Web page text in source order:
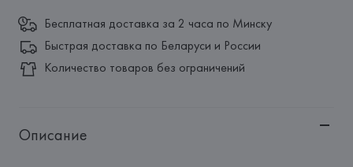
Бесплатная доставка за 2 часа по Минску
Быстрая доставка по Беларуси и России
Количество товаров без ограничений
Описание